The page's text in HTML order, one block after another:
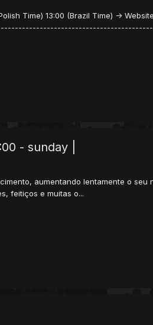
Time) 13:00 (Brazil Time) ->
- sunday |
aumentando lentamente o
feitiços e muitas o...